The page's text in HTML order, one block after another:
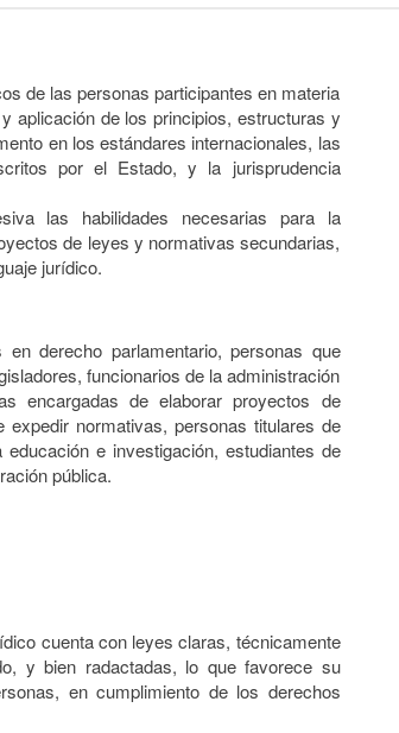
de las personas participantes en materia
aplicación de los principios, estructuras y
en los estándares internacionales, las
por el Estado, y la jurisprudencia
las habilidades necesarias para la
de leyes y normativas secundarias,
jurídico.
derecho parlamentario, personas que
funcionarios de la administración
encargadas de elaborar proyectos de
normativas, personas titulares de
e investigación, estudiantes de
pública.
cuenta con leyes claras, técnicamente
y bien radactadas, lo que favorece su
en cumplimiento de los derechos